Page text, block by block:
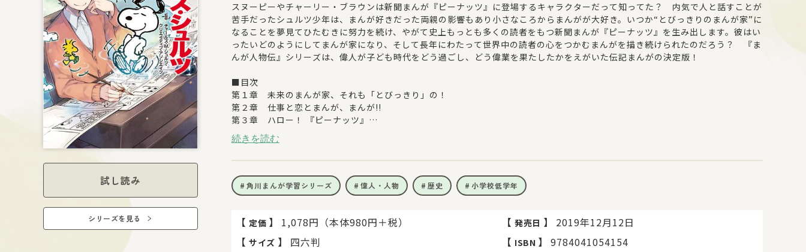
試し読み
シリーズを見る
スヌーピーやチャーリー・ブラウンは新聞まんが『ピーナッツ』に登場するキャラクターだって知ってた？ 内気で人と話すことが
苦手だったシュルツ少年は、まんが好きだった両親の影響もあり小さなころからまんがが大好き。いつか“とびっきりのまんが家”に
なることを夢見てひたむきに努力を続け、やがて史上もっとも多くの読者をもつ新聞まんが『ピーナッツ』を生み出します。彼はい
ったいどのようにしてまんが家になり、そして長年にわたって世界中の読者の心をつかむまんがを描き続けられたのだろう？ 『ま
んが人物伝』シリーズは、偉人が子ども時代をどう過ごし、どう偉業を果たしたかをえがいた伝記まんがの決定版！
■目次
第１章 未来のまんが家、それも「とびっきり」の！
第２章 仕事と恋とまんが、まんが!!
第３章 ハロー！ 『ピーナッツ』
第４章 毎日毎日、五十年間
Peanuts and all related titles, logos and characters are trademarks of Peanuts Worldwide LLC (C) 2019 Peanuts
続きを読む
角川まんが学習シリーズ 偉人・人物 歴史 小学校低学年
【 定価 】 1,078円（本体980円＋税） 【 発売日 】
2019年12月12日
【 サイズ 】 四六判 【 ISBN 】 9784041054154